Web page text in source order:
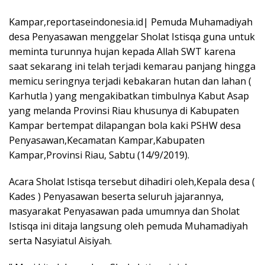
Kampar,reportaseindonesia.id| Pemuda Muhamadiyah
desa Penyasawan menggelar Sholat Istisqa guna untuk
meminta turunnya hujan kepada Allah SWT karena
saat sekarang ini telah terjadi kemarau panjang hingga
memicu seringnya terjadi kebakaran hutan dan lahan (
Karhutla ) yang mengakibatkan timbulnya Kabut Asap
yang melanda Provinsi Riau khusunya di Kabupaten
Kampar bertempat dilapangan bola kaki PSHW desa
Penyasawan,Kecamatan Kampar,Kabupaten
Kampar,Provinsi Riau, Sabtu (14/9/2019).
Acara Sholat Istisqa tersebut dihadiri oleh,Kepala desa (
Kades ) Penyasawan beserta seluruh jajarannya,
masyarakat Penyasawan pada umumnya dan Sholat
Istisqa ini ditaja langsung oleh pemuda Muhamadiyah
serta Nasyiatul Aisiyah.